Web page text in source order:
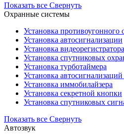
Показать все Свернуть
Охранные системы
Установка противоугонного
Установка автосигнализации
Установка видеорегистратора
Установка cпутниковых
Установка турботаймера
Установка
Установка иммобилайзера
Установка секретной кнопки
Установка спутниковых
Показать все Свернуть
Автозвук